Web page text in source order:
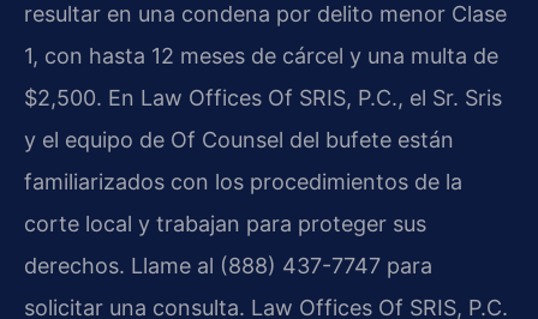
resultar en una condena por delito menor Clase
1, con hasta 12 meses de cárcel y una multa de
$2,500. En Law Offices Of SRIS, P.C., el Sr. Sris
y el equipo de Of Counsel del bufete están
familiarizados con los procedimientos de la
corte local y trabajan para proteger sus
derechos. Llame al (888) 437-7747 para
solicitar una consulta. Law Offices Of SRIS, P.C.